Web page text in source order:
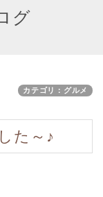
グ
カテゴリ：グルメ
た～♪